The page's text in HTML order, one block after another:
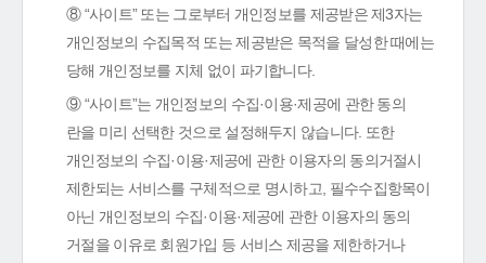
⑧ “사이트” 또는 그로부터 개인정보를 제공받은 제3자는
개인정보의 수집목적 또는 제공받은 목적을 달성한 때에는
당해 개인정보를 지체 없이 파기합니다.
⑨ “사이트”는 개인정보의 수집·이용·제공에 관한 동의
란을 미리 선택한 것으로 설정해두지 않습니다. 또한
개인정보의 수집·이용·제공에 관한 이용자의 동의거절시
제한되는 서비스를 구체적으로 명시하고, 필수수집항목이
아닌 개인정보의 수집·이용·제공에 관한 이용자의 동의
거절을 이유로 회원가입 등 서비스 제공을 제한하거나